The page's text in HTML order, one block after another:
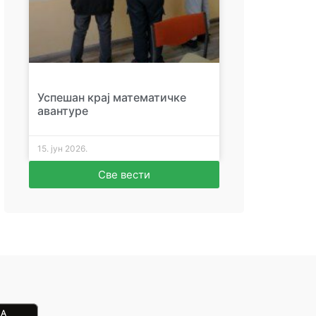
Успешан крај математичке
авантуре
15. јун 2026.
Све вести